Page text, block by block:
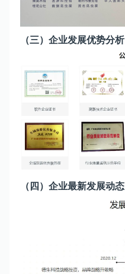
（三）企业发展优势分析
（四）企业最新发展动态